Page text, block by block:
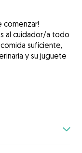
comenzar!
al cuidador/a todo
suficiente,
y su juguete